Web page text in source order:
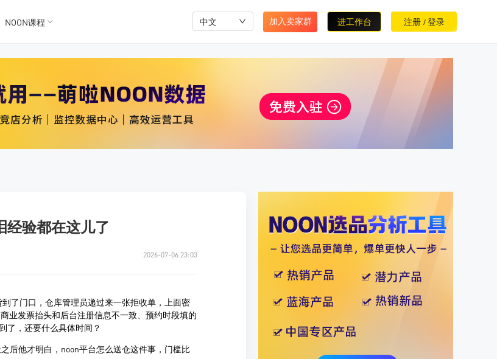
据
据
NOON课程 中文 加入卖家群 进工作台 注册 /登录
经验都在这儿了
2026-07-06 23:03